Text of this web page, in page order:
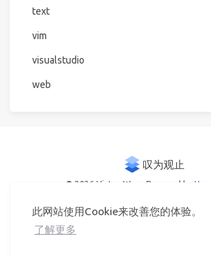
此网站使用Cookie来改善您的体验。
了解更多
text
vim
visualstudio
web
© 2026 Victor Woo Powered by Hexo